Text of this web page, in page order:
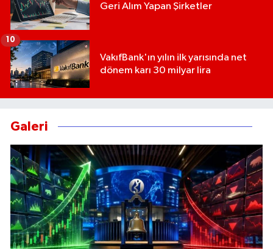
Geri Alım Yapan Şirketler
VakıfBank'ın yılın ilk yarısında net
dönem karı 30 milyar lira
10
Galeri